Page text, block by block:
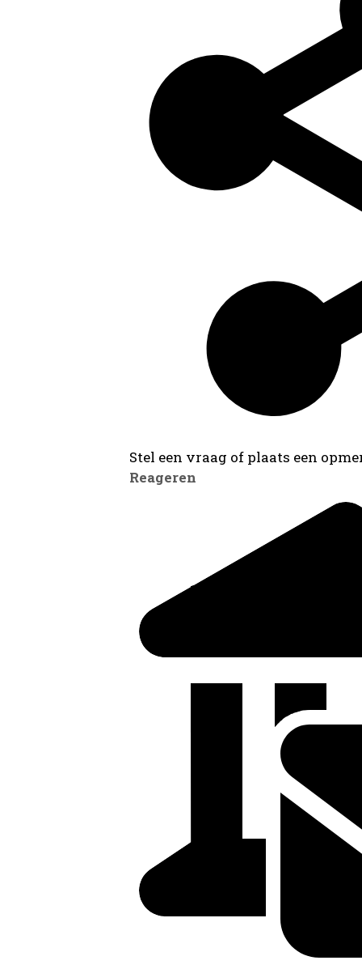
Stel een vraag of plaats een
Reageren